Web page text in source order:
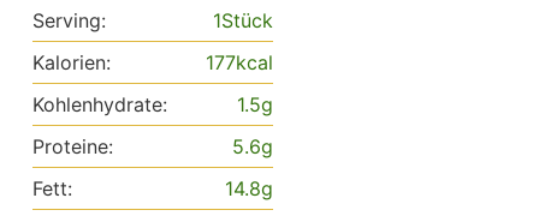
Serving: 1Stück
Kalorien:
177kcal
Kohlenhydrate:
1.5g
Proteine:
5.6g
Fett:
14.8g